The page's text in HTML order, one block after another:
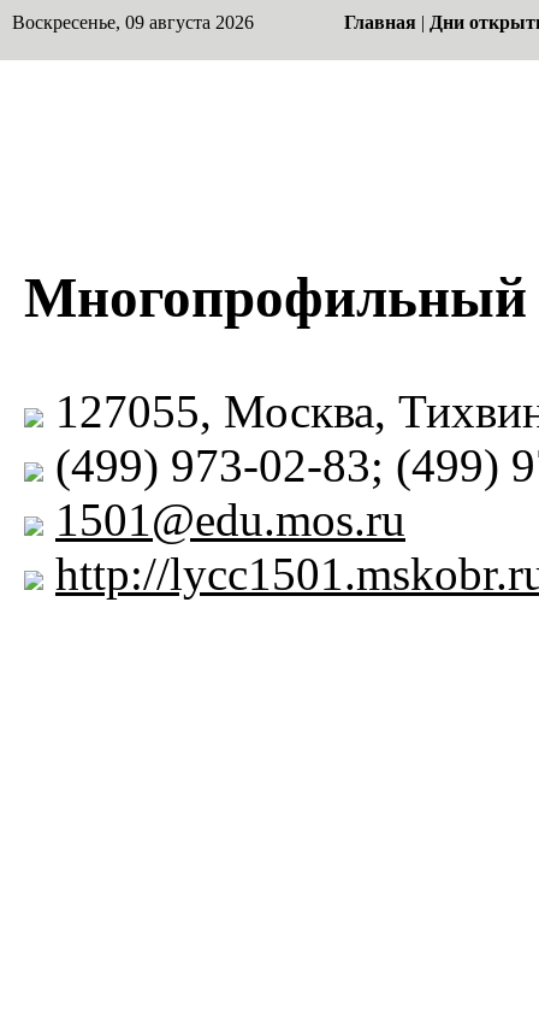
Воскресенье, 09 августа 2026 Главная | Дни
Многопрофильный
127055, Москва,
(499) 973-02-83; (499)
1501@edu.mos.ru
http://